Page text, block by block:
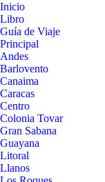
Inicio
Libro
Guía de Viaje
Principal
Andes
Barlovento
Canaima
Caracas
Centro
Colonia Tovar
Gran Sabana
Guayana
Litoral
Llanos